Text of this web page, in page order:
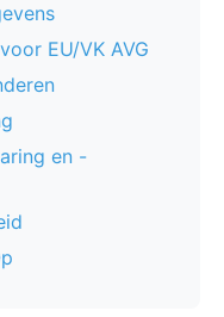
EU/VK AVG
en -